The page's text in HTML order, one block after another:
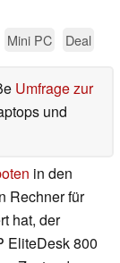
Mini PC Deal
Umfrage zur
und
in den
Rechner für
hat, der
EliteDesk 800